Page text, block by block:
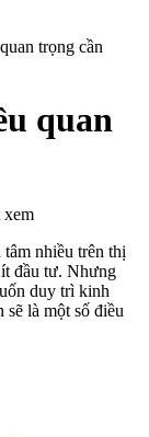
trọng cần
quan
xem
nhiều trên thị
đầu tư. Nhưng
duy trì kinh
là một số điều